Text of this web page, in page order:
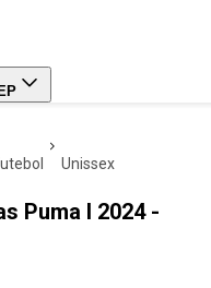
unissex
Puma I 2024 -